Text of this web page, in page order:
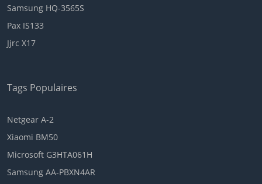
Samsung HQ-3565S
Pax IS133
Jjrc X17
Tags Populaires
Netgear A-2
Xiaomi BM50
Microsoft G3HTA061H
Samsung AA-PBXN4AR